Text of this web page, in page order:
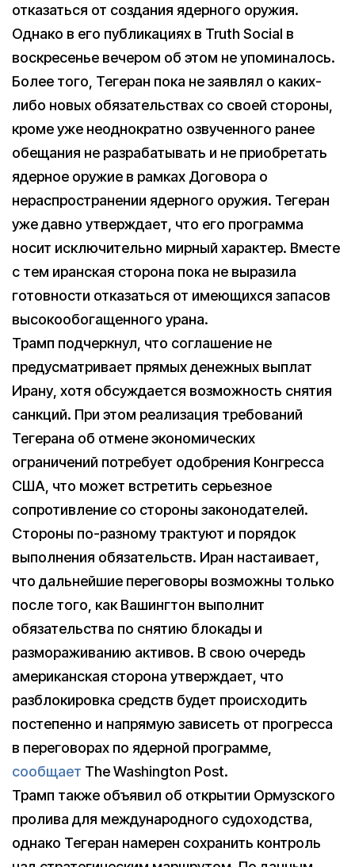
отказаться от создания ядерного оружия.
Однако в его публикациях в Truth Social в
воскресенье вечером об этом не упоминалось.
Более того, Тегеран пока не заявлял о каких-
либо новых обязательствах со своей стороны,
кроме уже неоднократно озвученного ранее
обещания не разрабатывать и не приобретать
ядерное оружие в рамках Договора о
нераспространении ядерного оружия. Тегеран
уже давно утверждает, что его программа
носит исключительно мирный характер. Вместе
с тем иранская сторона пока не выразила
готовности отказаться от имеющихся запасов
высокообогащенного урана.
Трамп подчеркнул, что соглашение не
предусматривает прямых денежных выплат
Ирану, хотя обсуждается возможность снятия
санкций. При этом реализация требований
Тегерана об отмене экономических
ограничений потребует одобрения Конгресса
США, что может встретить серьезное
сопротивление со стороны законодателей.
Стороны по-разному трактуют и порядок
выполнения обязательств. Иран настаивает,
что дальнейшие переговоры возможны только
после того, как Вашингтон выполнит
обязательства по снятию блокады и
размораживанию активов. В свою очередь
американская сторона утверждает, что
разблокировка средств будет происходить
постепенно и напрямую зависеть от прогресса
в переговорах по ядерной программе,
сообщает The Washington Post.
Трамп также объявил об открытии Ормузского
пролива для международного судоходства,
однако Тегеран намерен сохранить контроль